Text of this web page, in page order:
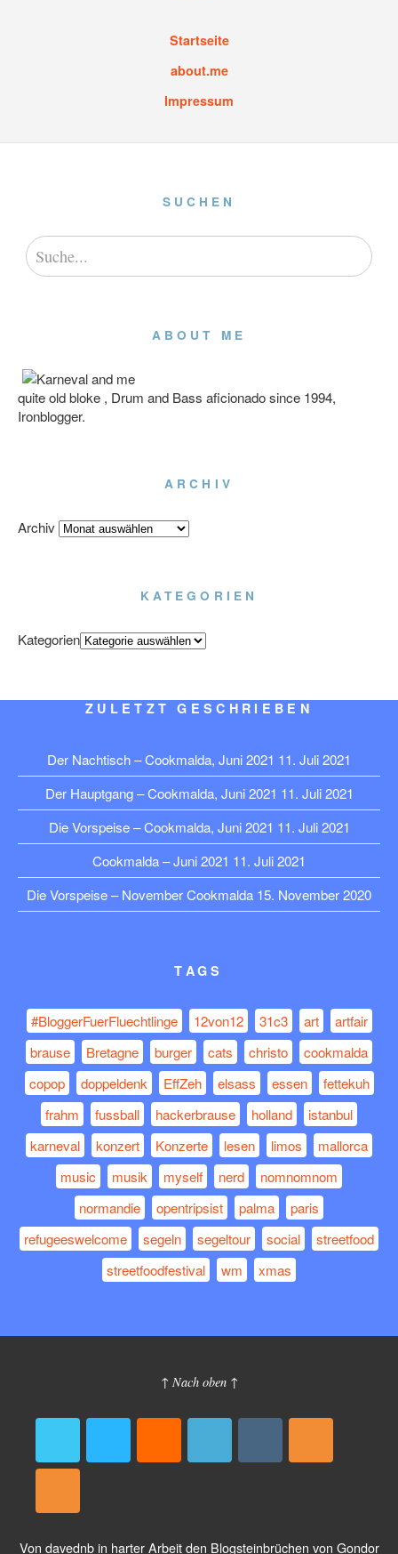
Startseite
about.me
Impressum
SUCHEN
ABOUT ME
quite old bloke , Drum and Bass aficionado since 1994,
Ironblogger.
ARCHIV
Archiv
KATEGORIEN
Kategorien
ZULETZT GESCHRIEBEN
Der Nachtisch – Cookmalda, Juni 2021 11. Juli 2021
Der Hauptgang – Cookmalda, Juni 2021 11. Juli 2021
Die Vorspeise – Cookmalda, Juni 2021 11. Juli 2021
Cookmalda – Juni 2021 11. Juli 2021
Die Vorspeise – November Cookmalda 15. November 2020
TAGS
#BloggerFuerFluechtlinge 12von12 31c3 art
artfair
brause
Bretagne burger cats christo
cookmalda
copop
doppeldenk EffZeh elsass essen
fettekuh
frahm
fussball hackerbrause holland
istanbul
karneval
konzert Konzerte lesen limos
mallorca
music
musik myself nerd
nomnomnom
normandie
opentripsist palma
paris
refugeeswelcome
segeln segeltour social
streetfood
streetfoodfestival
wm xmas
↑ Nach oben ↑
Von davednbin harter Arbeit den Blogsteinbrüchen von Gondor